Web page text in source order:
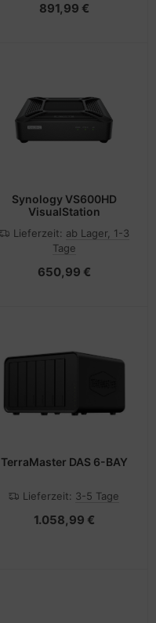
891,99 €
Synology VS600HD
VisualStation
Lieferzeit: ab Lager, 1-3
Tage
650,99 €
TerraMaster DAS 6-BAY
Lieferzeit: 3-5 Tage
1.058,99 €